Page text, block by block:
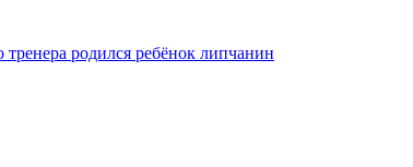
тренера родился ребёнок липчанин